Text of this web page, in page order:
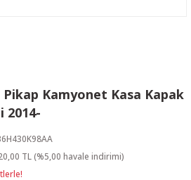
Kamyonet Kasa Kapak
2014-
TL (%5,00 havale indirimi)